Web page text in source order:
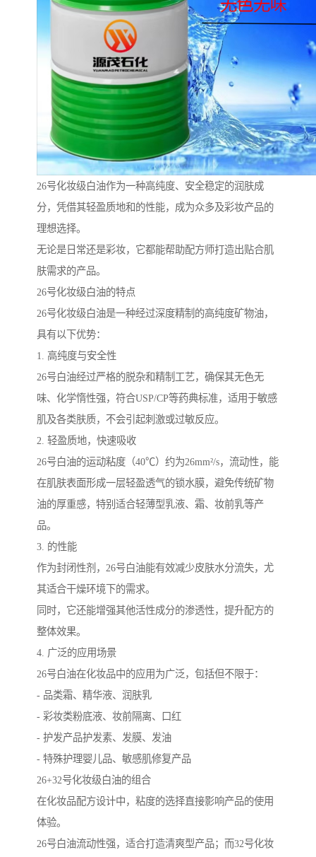
26号化妆级白油作为一种高纯度、安全稳定的润肤成
分，凭借其轻盈质地和的性能，成为众多及彩妆产品的
理想选择。
无论是日常还是彩妆，它都能帮助配方师打造出贴合肌
肤需求的产品。
26号化妆级白油的特点
26号化妆级白油是一种经过深度精制的高纯度矿物油，
具有以下优势：
1. 高纯度与安全性
26号白油经过严格的脱杂和精制工艺，确保其无色无
味、化学惰性强，符合USP/CP等药典标准，适用于敏感
肌及各类肤质，不会引起刺激或过敏反应。
2. 轻盈质地，快速吸收
26号白油的运动粘度（40℃）约为26mm²/s，流动性，能
在肌肤表面形成一层轻盈透气的锁水膜，避免传统矿物
油的厚重感，特别适合轻薄型乳液、霜、妆前乳等产
品。
3. 的性能
作为封闭性剂，26号白油能有效减少皮肤水分流失，尤
其适合干燥环境下的需求。
同时，它还能增强其他活性成分的渗透性，提升配方的
整体效果。
4. 广泛的应用场景
26号白油在化妆品中的应用为广泛，包括但不限于：
- 品类霜、精华液、润肤乳
- 彩妆类粉底液、妆前隔离、口红
- 护发产品护发素、发膜、发油
- 特殊护理婴儿品、敏感肌修复产品
26+32号化妆级白油的组合
在化妆品配方设计中，粘度的选择直接影响产品的使用
体验。
26号白油流动性强，适合打造清爽型产品；而32号化妆